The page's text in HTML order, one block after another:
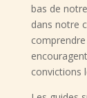
bas de
dans notre
convictions